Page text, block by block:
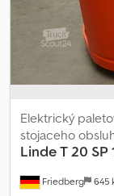
Friedberg 645
Elektrický
stojaceho
LindeT 20 SP